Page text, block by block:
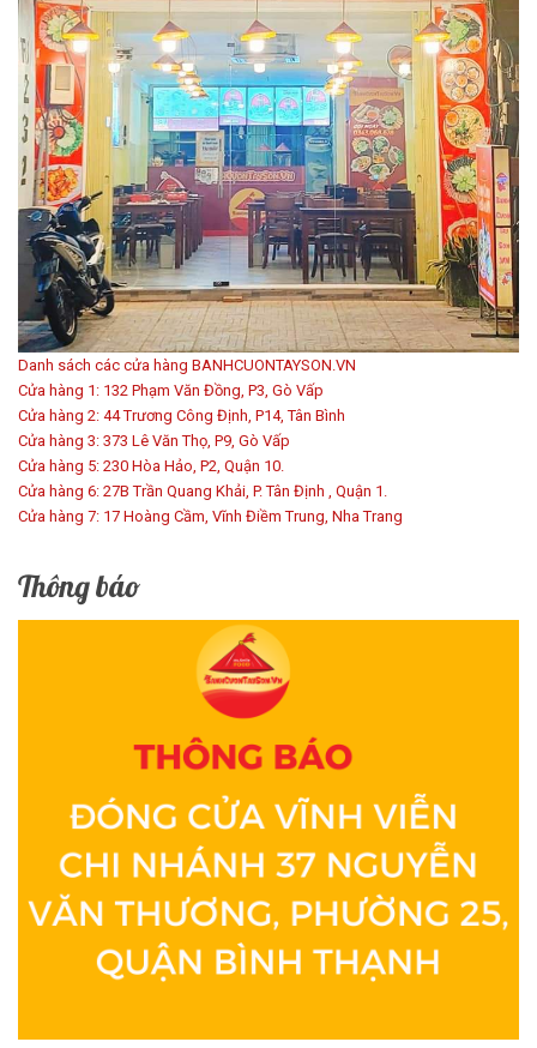
Danh sách các cửa hàng BANHCUONTAYSON.VN
Cửa hàng 1: 132 Phạm Văn Đồng, P3, Gò Vấp
Cửa hàng 2: 44 Trương Công Định, P14, Tân Bình
Cửa hàng 3: 373 Lê Văn Thọ, P9, Gò Vấp
Cửa hàng 5: 230 Hòa Hảo, P2, Quận 10.
Cửa hàng 6: 27B Trần Quang Khải, P. Tân Định , Quận 1.
Cửa hàng 7: 17 Hoàng Cầm, Vĩnh Điềm Trung, Nha Trang
Thông báo